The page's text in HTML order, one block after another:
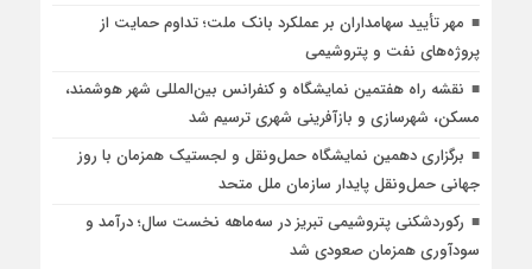
مهر تأیید سهامداران بر عملکرد بانک ملت؛ تداوم حمایت از
پروژه‌های نفت و پتروشیمی
نقشه راه هفتمین نمایشگاه و کنفرانس بین‌المللی شهر هوشمند،
مسکن، شهرسازی و بازآفرینی شهری ترسیم شد
برگزاری دهمین نمایشگاه حمل‌ونقل و لجستیک همزمان با روز
جهانی حمل‌ونقل پایدار سازمان ملل متحد
رکوردشکنی پتروشیمی تبریز در سه‌ماهه نخست سال؛ درآمد و
سودآوری همزمان صعودی شد